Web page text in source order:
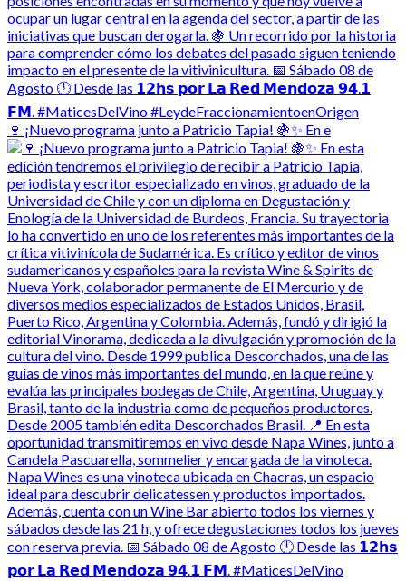
🍷 ¡Nuevo programa junto a Patricio Tapia! 🍇✨ En e